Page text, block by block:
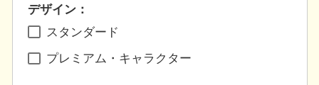
デザイン：
スタンダード
プレミアム・キャラクター